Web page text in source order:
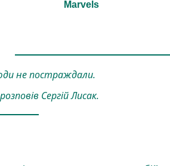
не постраждали.
Сергій Лисак.